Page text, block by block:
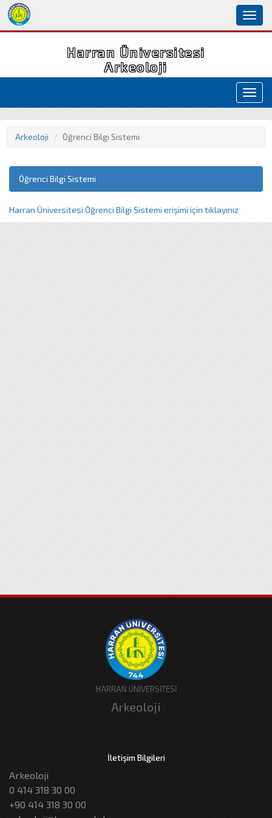
Harran Üniversitesi
Arkeoloji
Arkeoloji Öğrenci Bilgi Sistemi
Öğrenci Bilgi Sistemi
Harran Üniversitesi Öğrenci Bilgi Sistemi erişimi için tıklayınız
HARRAN ÜNİVERSİTESİ
Arkeoloji
İletişim Bilgileri
Arkeoloji
0 414 318 30 00
+90 414 318 30 00